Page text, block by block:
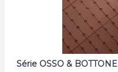
Série OSSO & BOTTONE